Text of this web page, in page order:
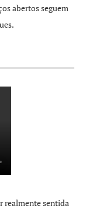
abertos seguem
realmente sentida